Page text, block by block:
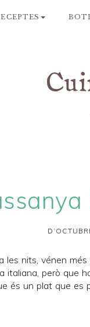
les nits, vénen
italiana, però que
és un plat que es